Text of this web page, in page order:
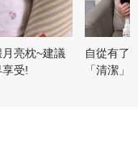
亮枕~建議
受!
自從有了
「清潔」